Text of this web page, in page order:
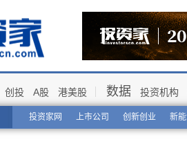
投资家网 上市公司 创新创业 新
创投 A股 港美股 数据 投资机构